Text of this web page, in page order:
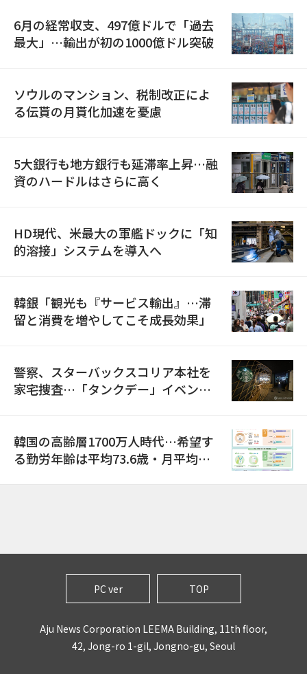
6月の経常収支、497億ドルで「過去
最大」…輸出が初の1000億ドル突破
ソウルのマンション、税制改正によ
る伝貰の月貰化加速を憂慮
5大銀行も地方銀行も延滞率上昇…融
資のハードルはさらに高く
HD現代、米最大の軍艦ドックに「知
的溶接」システムを導入へ
韓銀「観光も『サービス輸出』…滞
留と消費を増やしてこそ成長効果」
警察、スターバックスコリア本社を
家宅捜査…「タンクデー」イベント
韓国の高齢層1700万人時代…希望す
る勤労年齢は平均73.6歳・月平均賃
PC ver TOP
Aju News Corporation LEEMA Building, 11th floor,
42, Jong-ro 1-gil, Jongno-gu, Seoul